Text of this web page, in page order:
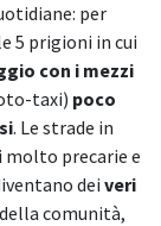
per
5 prigioni in cui
con i mezzi
taxi) poco
. Le strade in
molto precarie e
dei veri
comunità,